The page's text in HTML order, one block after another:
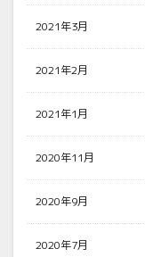
2021年3月
2021年2月
2021年1月
2020年11月
2020年9月
2020年7月